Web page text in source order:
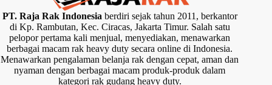
PT. Raja Rak Indonesiaberdiri sejak tahun 2011, berkantor
di Kp. Rambutan, Kec. Ciracas, Jakarta Timur. Salah satu
pelopor pertama kali menjual, menyediakan, menawarkan
berbagai macam rak heavy duty secara online di Indonesia.
Menawarkan pengalaman belanja rak dengan cepat, aman dan
nyaman dengan berbagai macam produk-produk dalam
kategori rak gudang heavy duty.